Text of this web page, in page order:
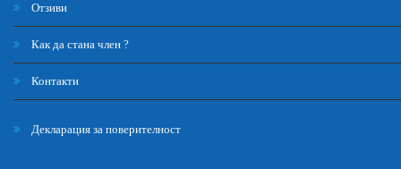
Отзиви
Как да стана член ?
Контакти
Декларация за поверителност